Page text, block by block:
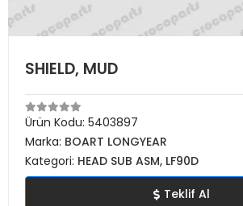
SHIELD, MUD
Ürün Kodu: 5403897
Marka: BOART LONGYEAR
Kategori: HEAD SUB ASM, LF90D
Teklif Al